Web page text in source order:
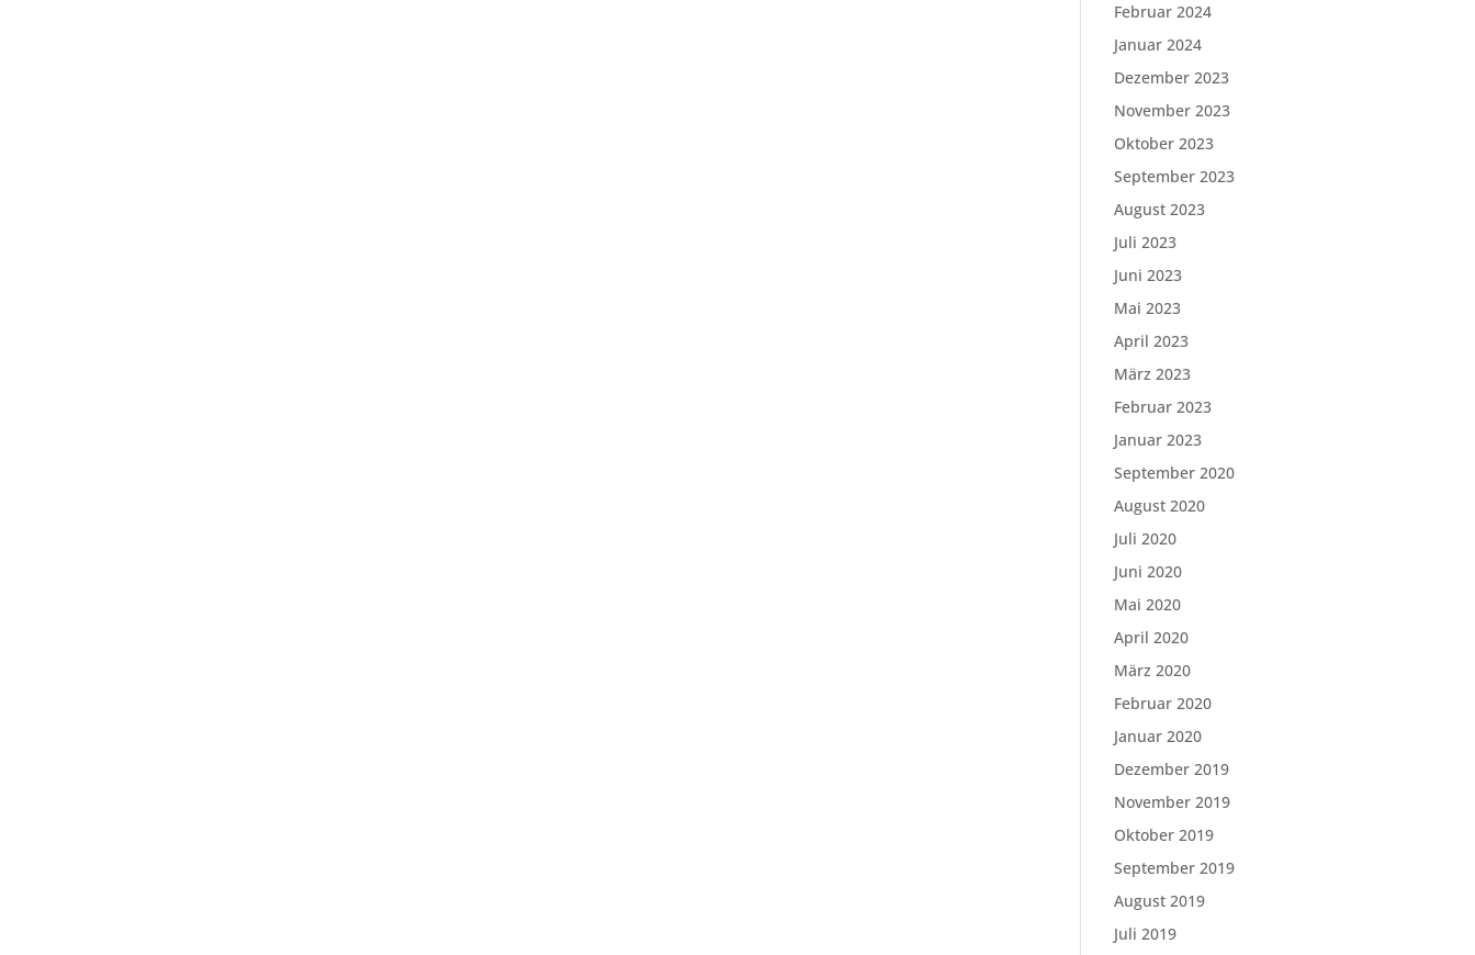
Februar 2024
Januar 2024
Dezember 2023
November 2023
Oktober 2023
September 2023
August 2023
Juli 2023
Juni 2023
Mai 2023
April 2023
März 2023
Februar 2023
Januar 2023
September 2020
August 2020
Juli 2020
Juni 2020
Mai 2020
April 2020
März 2020
Februar 2020
Januar 2020
Dezember 2019
November 2019
Oktober 2019
September 2019
August 2019
Juli 2019